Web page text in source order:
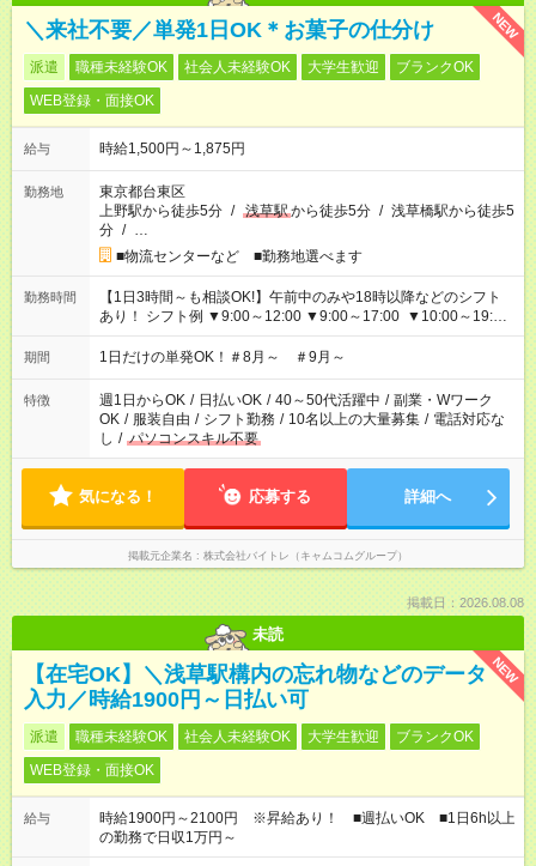
NEW
＼来社不要／単発1日OK＊お菓子の仕分け
派遣 職種未経験OK 社会人未経験OK 大学生歓迎
ブランクOK
WEB登録・面接OK
給与 時給1,500円～1,875円
勤務地
東京都台東区
上野駅から徒歩5分 / 浅草駅から徒歩5分 / 浅草橋駅から徒歩5
分 / …
■物流センターなど ■勤務地選べます
勤務時間
【1日3時間～も相談OK!】午前中のみや18時以降などのシフト
あり！ シフト例 ▼9:00～12:00 ▼9:00～17:00 ▼10:00～19:00
▼18:00～21:00
期間 1日だけの単発OK！＃8月～ ＃9月～
特徴 週1日からOK / 日払いOK / 40～50代活躍中 / 副業・Wワーク
OK / 服装自由 / シフト勤務 / 10名以上の大量募集 / 電話対応な
し / パソコンスキル不要
気になる！ 応募する 詳細へ
掲載元企業名 株式会社バイトレ（キャムコムグループ）
掲載日：2026.08.08
未読
NEW
【在宅OK】＼浅草駅構内の忘れ物などのデータ
入力／時給1900円～日払い可
派遣 職種未経験OK 社会人未経験OK 大学生歓迎
ブランクOK
WEB登録・面接OK
給与
時給1900円～2100円 ※昇給あり！ ■週払いOK ■1日6h以上
の勤務で日収1万円～